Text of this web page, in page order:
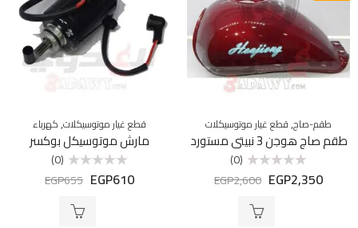
طقم-صاج,قطع غيار موتوسيكلات
طقم صاج هوجن 3 نبيتى مستورد
التقييم
(0)
EGP2,350
EGP2,600
قطع غيار موتوسيكلات,كهرباء
مارش موتوسيكل بوكسر
التقييم
(0)
EGP610
EGP655